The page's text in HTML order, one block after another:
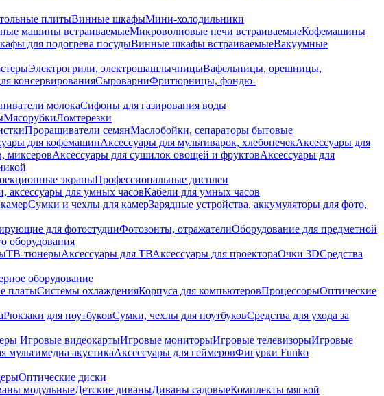
плитыВинные шкафыМини-холодильники
машины встраиваемыеМикроволновые печи встраиваемыеКофемашины
для подогрева посудыВинные шкафы встраиваемыеВакуумные
Электрогрили, электрошашлычницыВафельницы, орешницы,
консервированияСыроварниФритюрницы, фондю-
молокаСифоны для газирования воды
МясорубкиЛомтерезки
Проращиватели семянМаслобойки, сепараторы бытовые
для кофемашинАксессуары для мультиварок, хлебопечекАксессуары для
миксеровАксессуары для сушилок овощей и фруктовАксессуары для
экраныПрофессиональные дисплеи
аксессуары для умных часовКабели для умных часов
Сумки и чехлы для камерЗарядные устройства, аккумуляторы для фото,
для фотостудииФотозонты, отражателиОборудование для предметной
оборудования
ТВ-тюнерыАксессуары для ТВАксессуары для проектораОчки 3DСредства
оборудование
платыСистемы охлажденияКорпуса для компьютеровПроцессорыОптические
Рюкзаки для ноутбуковСумки, чехлы для ноутбуковСредства для ухода за
Игровые видеокартыИгровые мониторыИгровые телевизорыИгровые
мультимедиа акустикаАксессуары для геймеровФигурки Funko
Оптические диски
модульныеДетские диваныДиваны садовыеКомплекты мягкой